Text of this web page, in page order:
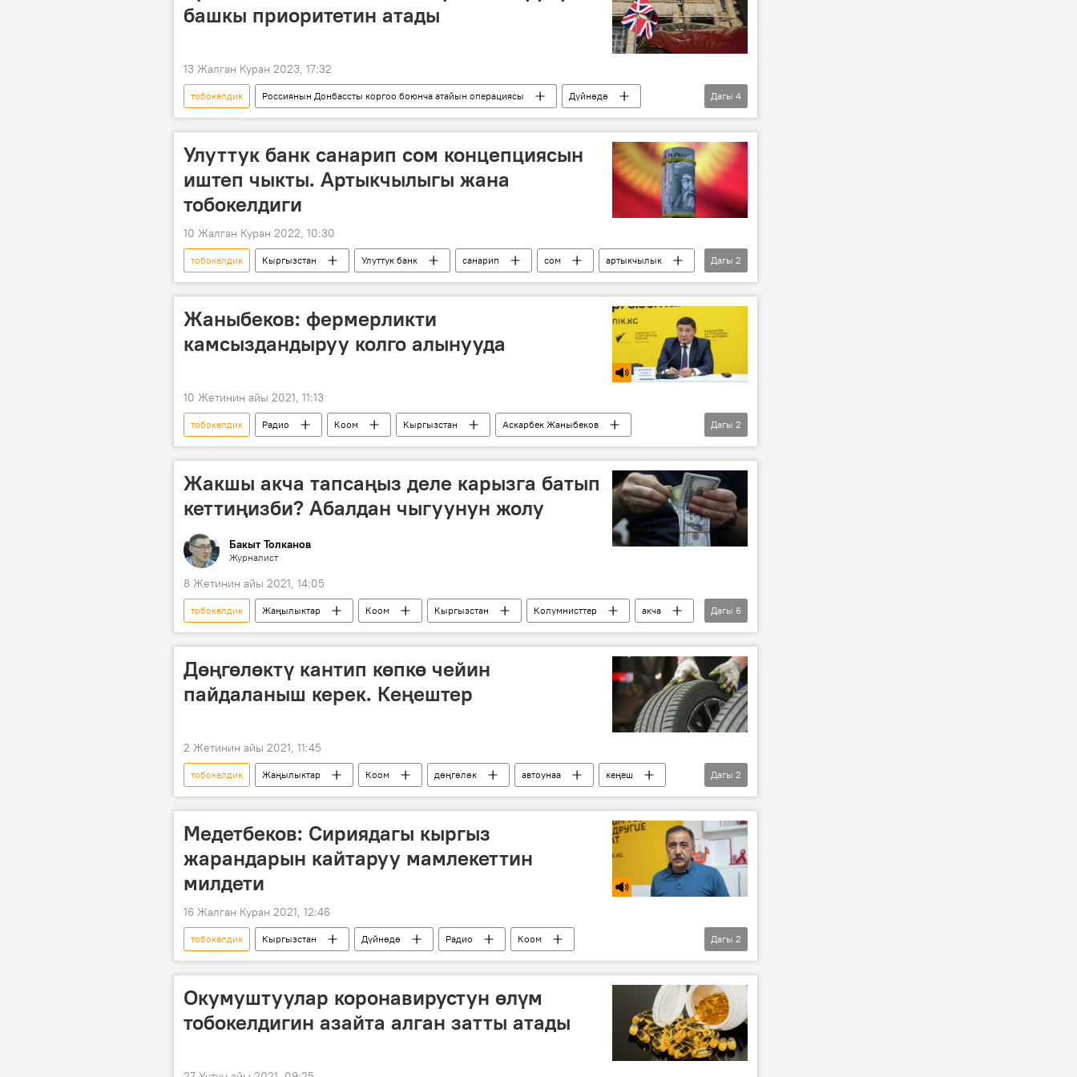
башкы приоритетин атады
13 Жалган Куран 2023, 17:32
тобокелдик Россиянын Донбассты коргоо боюнча атайын операциясы
Дүйнөдө
Улуу Британия
Украина Россия кооптуулук
Дагы 4
Улуттук банк санарип сом концепциясын
иштеп чыкты. Артыкчылыгы жана
тобокелдиги
10 Жалган Куран 2022, 10:30
тобокелдик Кыргызстан Улуттук банк санарип сом
артыкчылык
Экономика
акча
Дагы 2
Жаныбеков: фермерликти
камсыздандыруу колго алынууда
10 Жетинин айы 2021, 11:13
тобокелдик Радио Коом Кыргызстан
Аскарбек Жаныбеков
айыл чарба
камсыздандыруу
Дагы 2
Жакшы акча тапсаңыз деле карызга батып
кеттиңизби? Абалдан чыгуунун жолу
Бакыт Толканов
Журналист
8 Жетинин айы 2021, 14:05
тобокелдик Жаңылыктар Коом Кыргызстан Колумнисттер
акча
каражат
киреше чыгаша жумуш топтоо сарптоо
Дагы 6
Дөңгөлөктү кантип көпкө чейин
пайдаланыш керек. Кеңештер
2 Жетинин айы 2021, 11:45
тобокелдик Жаңылыктар Коом дөңгөлөк автоунаа
кеңеш
эксперт
коопсуздук
Дагы 2
Медетбеков: Сириядагы кыргыз
жарандарын кайтаруу мамлекеттин
милдети
16 Жалган Куран 2021, 12:46
тобокелдик Кыргызстан Дүйнөдө Радио
Коом
Артур Медетбеков
терроризм коопсуздук
Дагы 2
Окумуштуулар коронавирустун өлүм
тобокелдигин азайта алган затты атады